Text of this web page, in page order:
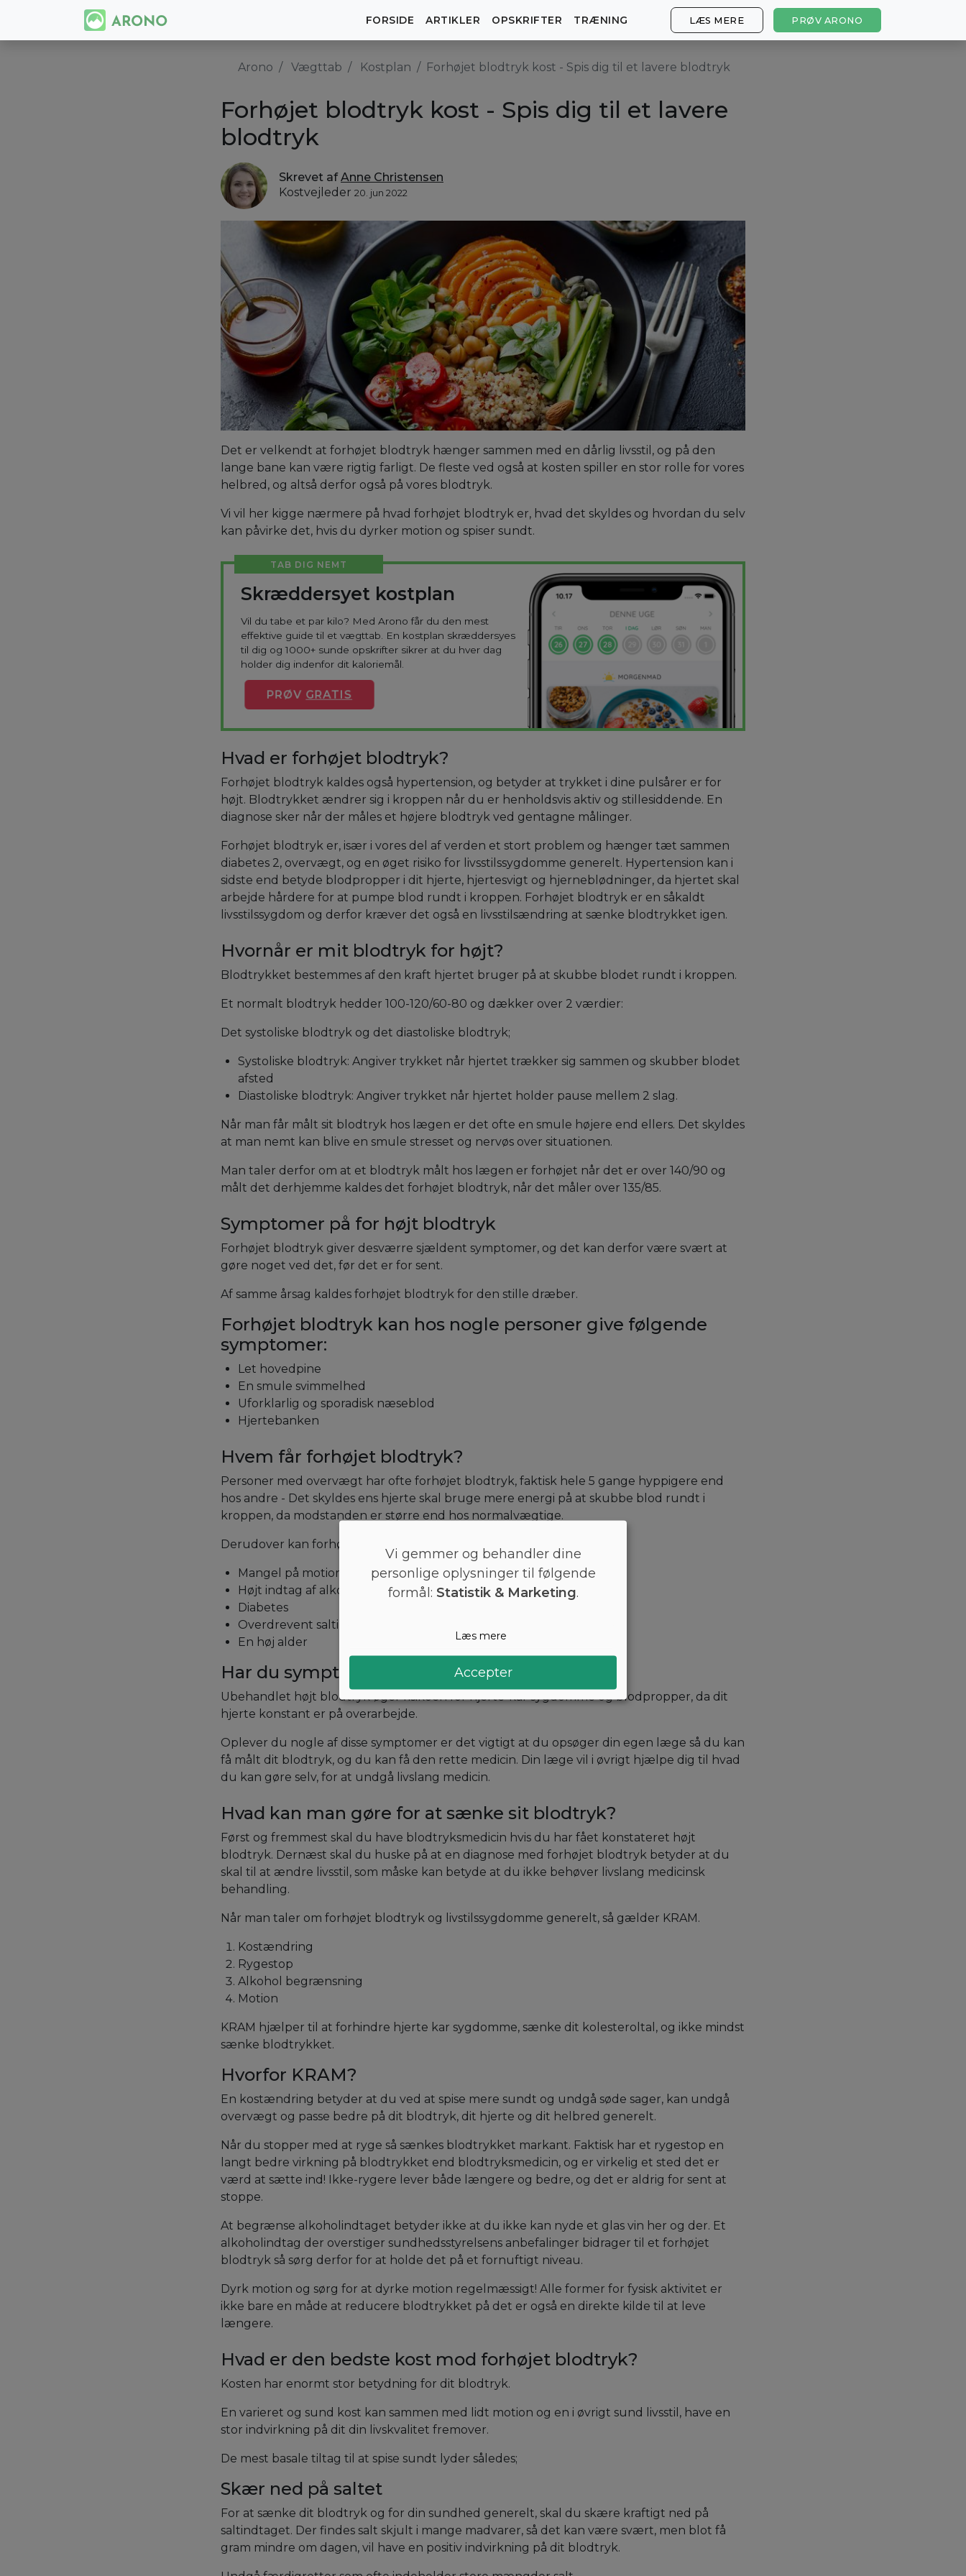
FORSIDE ARTIKLER OPSKRIFTER TRÆNING LÆS MERE PRØV ARONO
Arono Vægttab Kostplan Forhøjet blodtryk kost - Spis dig til et lavere blodtryk
Forhøjet blodtryk kost - Spis dig til et lavere
blodtryk
Skrevet afAnne Christensen
Kostvejleder 20. jun 2022
Det er velkendt at forhøjet blodtryk hænger sammen med en dårlig livsstil, og på den
lange bane kan være rigtig farligt. De fleste ved også at kosten spiller en stor rolle for vores
helbred, og altså derfor også på vores blodtryk.
Vi vil her kigge nærmere på hvad forhøjet blodtryk er, hvad det skyldes og hvordan du selv
kan påvirke det, hvis du dyrker motion og spiser sundt.
TAB DIG NEMT
Skræddersyet kostplan
Vil du tabe et par kilo? Med Arono får du den mest
effektive guide til et vægttab. En kostplan skræddersyes
til dig og 1000+ sunde opskrifter sikrer at du hver dag
holder dig indenfor dit kaloriemål.
PRØV GRATIS
Hvad er forhøjet blodtryk?
Forhøjet blodtryk kaldes også hypertension, og betyder at trykket i dine pulsårer er for
højt. Blodtrykket ændrer sig i kroppen når du er henholdsvis aktiv og stillesiddende. En
diagnose sker når der måles et højere blodtryk ved gentagne målinger.
Forhøjet blodtryk er, især i vores del af verden et stort problem og hænger tæt sammen
diabetes 2, overvægt, og en øget risiko for livsstilssygdomme generelt. Hypertension kan i
sidste end betyde blodpropper i dit hjerte, hjertesvigt og hjerneblødninger, da hjertet skal
arbejde hårdere for at pumpe blod rundt i kroppen. Forhøjet blodtryk er en såkaldt
livsstilssygdom og derfor kræver det også en livsstilsændring at sænke blodtrykket igen.
Hvornår er mit blodtryk for højt?
Blodtrykket bestemmes af den kraft hjertet bruger på at skubbe blodet rundt i kroppen.
Et normalt blodtryk hedder 100-120/60-80 og dækker over 2 værdier:
Det systoliske blodtryk og det diastoliske blodtryk;
Systoliske blodtryk: Angiver trykket når hjertet trækker sig sammen og skubber blodet
afsted
Diastoliske blodtryk: Angiver trykket når hjertet holder pause mellem 2 slag.
Når man får målt sit blodtryk hos lægen er det ofte en smule højere end ellers. Det skyldes
at man nemt kan blive en smule stresset og nervøs over situationen.
Man taler derfor om at et blodtryk målt hos lægen er forhøjet når det er over 140/90 og
målt det derhjemme kaldes det forhøjet blodtryk, når det måler over 135/85.
Symptomer på for højt blodtryk
Forhøjet blodtryk giver desværre sjældent symptomer, og det kan derfor være svært at
gøre noget ved det, før det er for sent.
Af samme årsag kaldes forhøjet blodtryk for den stille dræber.
Forhøjet blodtryk kan hos nogle personer give følgende
symptomer:
Let hovedpine
En smule svimmelhed
Uforklarlig og sporadisk næseblod
Hjertebanken
Hvem får forhøjet blodtryk?
Personer med overvægt har ofte forhøjet blodtryk, faktisk hele 5 gange hyppigere end
hos andre - Det skyldes ens hjerte skal bruge mere energi på at skubbe blod rundt i
kroppen, da modstanden er større end hos normalvægtige.
Derudover kan forhøjet blodtryk skyldes;
Mangel på motion
Højt indtag af alkohol over længere tid
Diabetes
Overdrevent saltindtag
En høj alder
Har du symptomer, så gå til din læge
Ubehandlet højt blodtryk øger risikoen for hjerte-kar sygdomme og blodpropper, da dit
hjerte konstant er på overarbejde.
Oplever du nogle af disse symptomer er det vigtigt at du opsøger din egen læge så du kan
få målt dit blodtryk, og du kan få den rette medicin. Din læge vil i øvrigt hjælpe dig til hvad
du kan gøre selv, for at undgå livslang medicin.
Hvad kan man gøre for at sænke sit blodtryk?
Først og fremmest skal du have blodtryksmedicin hvis du har fået konstateret højt
blodtryk. Dernæst skal du huske på at en diagnose med forhøjet blodtryk betyder at du
skal til at ændre livsstil, som måske kan betyde at du ikke behøver livslang medicinsk
behandling.
Når man taler om forhøjet blodtryk og livstilssygdomme generelt, så gælder KRAM.
Kostændring
Rygestop
Alkohol begrænsning
Motion
KRAM hjælper til at forhindre hjerte kar sygdomme, sænke dit kolesteroltal, og ikke mindst
sænke blodtrykket.
Hvorfor KRAM?
En kostændring betyder at du ved at spise mere sundt og undgå søde sager, kan undgå
overvægt og passe bedre på dit blodtryk, dit hjerte og dit helbred generelt.
Når du stopper med at ryge så sænkes blodtrykket markant. Faktisk har et rygestop en
langt bedre virkning på blodtrykket end blodtryksmedicin, og er virkelig et sted det er
værd at sætte ind! Ikke-rygere lever både længere og bedre, og det er aldrig for sent at
stoppe.
At begrænse alkoholindtaget betyder ikke at du ikke kan nyde et glas vin her og der. Et
alkoholindtag der overstiger sundhedsstyrelsens anbefalinger bidrager til et forhøjet
blodtryk så sørg derfor for at holde det på et fornuftigt niveau.
Dyrk motion og sørg for at dyrke motion regelmæssigt! Alle former for fysisk aktivitet er
ikke bare en måde at reducere blodtrykket på det er også en direkte kilde til at leve
længere.
Hvad er den bedste kost mod forhøjet blodtryk?
Kosten har enormt stor betydning for dit blodtryk.
En varieret og sund kost kan sammen med lidt motion og en i øvrigt sund livsstil, have en
stor indvirkning på dit din livskvalitet fremover.
De mest basale tiltag til at spise sundt lyder således;
Skær ned på saltet
For at sænke dit blodtryk og for din sundhed generelt, skal du skære kraftigt ned på
saltindtaget. Der findes salt skjult i mange madvarer, så det kan være svært, men blot få
gram mindre om dagen, vil have en positiv indvirkning på dit blodtryk.
Vi gemmer og behandler dine
personlige oplysninger til følgende
formål: Statistik & Marketing.
Læs mere
Accepter